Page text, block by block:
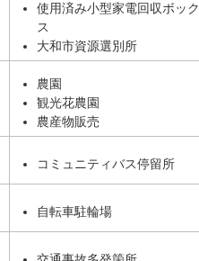
使用済み小型家電回収ボック
ス
大和市資源選別所
農園
観光花農園
農産物販売
コミュニティバス停留所
自転車駐輪場